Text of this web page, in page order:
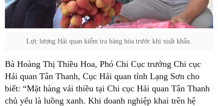
Lực lượng Hải quan kiểm tra hàng hóa trước khi xuất khẩu.
Bà Hoàng Thị Thiều Hoa, Phó Chi Cục trưởng Chi cục
Hải quan Tân Thanh, Cục Hải quan tỉnh Lạng Sơn cho
biết: “Mặt hàng vải thiều tại Chi cục Hải quan Tân Thanh
chủ yếu là luồng xanh. Khi doanh nghiệp khai trên hệ